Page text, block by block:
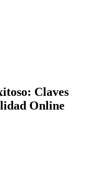
Claves
Online